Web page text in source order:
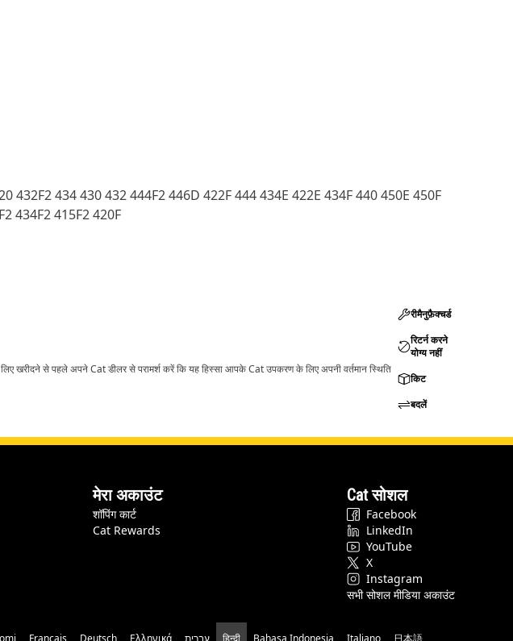
432F2 434 430 432 444F2 446D 422F 444 434E 422E 434F 440 450E 450F
434F2 415F2 420F
खरीदने से पहले अपने Cat डीलर से परामर्श करें कि यह हिस्सा आपके Cat उपकरण के लिए अपनी वर्तमान स्थिति
रीमैनुफ़ैक्चर्ड
रिटर्न करने
योग्य नहीं
किट
बदलें
मेरा अकाउंट
शॉपिंग कार्ट
Cat Rewards
Cat सोशल
Facebook
LinkedIn
YouTube
X
Instagram
सभी सोशल मीडिया अकाउंट
Français Deutsch Ελληνικά עברית हिन्दी Bahasa Indonesia Italiano 日本語